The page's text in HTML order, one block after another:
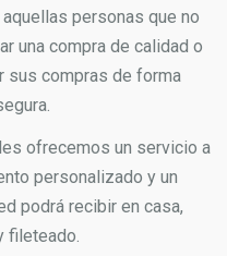
personas que no
una compra de calidad o
sus compras de forma
ofrecemos un servicio a
personalizado y un
podrá recibir en casa,
fileteado.